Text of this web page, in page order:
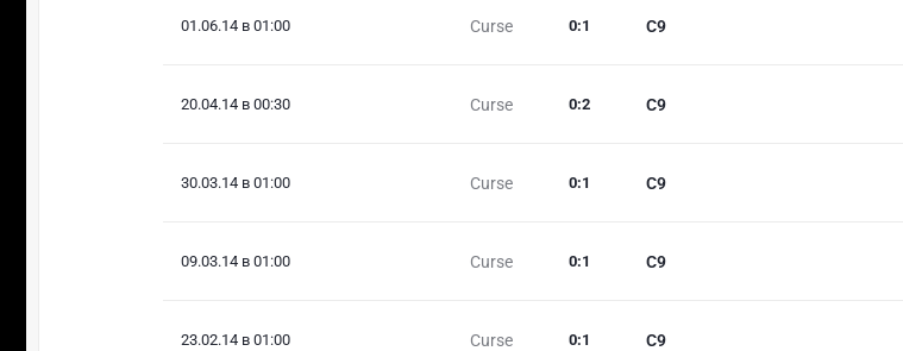
01.06.14 в 01:00 Curse C9
0:1
20.04.14 в 00:30 Curse C9
0:2
30.03.14 в 01:00 Curse C9
0:1
09.03.14 в 01:00 Curse C9
0:1
23.02.14 в 01:00 Curse C9
0:1